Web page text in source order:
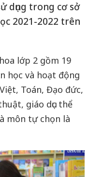
dụng trong cơ sở
2021-2022 trên
lớp 2 gồm 19
học và hoạt động
Toán, Đạo đức,
giáo dục thể
môn tự chọn là